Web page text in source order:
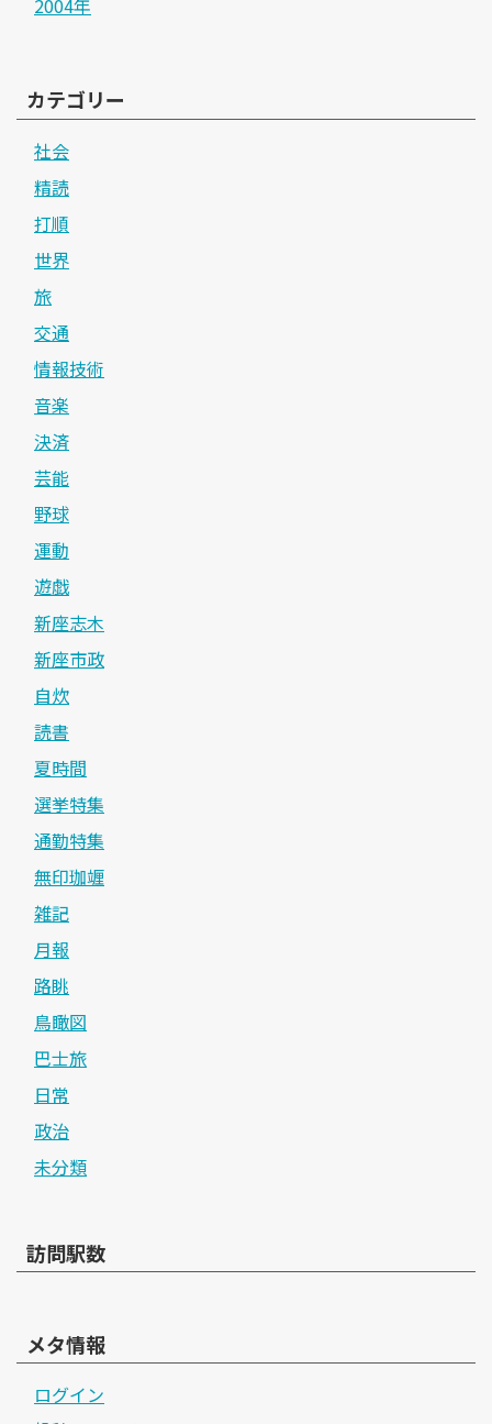
2004年
カテゴリー
社会
精読
打順
世界
旅
交通
情報技術
音楽
決済
芸能
野球
運動
遊戯
新座志木
新座市政
自炊
読書
夏時間
選挙特集
通勤特集
無印珈竰
雑記
月報
路眺
鳥瞰図
巴士旅
日常
政治
未分類
訪問駅数
メタ情報
ログイン